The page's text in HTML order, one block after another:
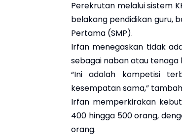
Perekrutan melalui sistem
belakang pendidikan guru,
Pertama (SMP).
Irfan menegaskan tidak
sebagai naban atau tenaga
“Ini adalah kompetisi
kesempatan sama,”
Irfan memperkirakan
400 hingga 500 orang,
orang.